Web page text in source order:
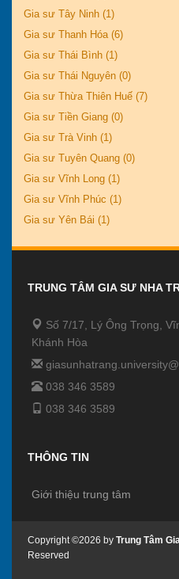
Gia sư Tây Ninh (1)
Gia sư Thanh Hóa (6)
Gia sư Thái Bình (1)
Gia sư Thái Nguyên (0)
Gia sư Thừa Thiên Huế (7)
Gia sư Tiền Giang (0)
Gia sư Trà Vinh (1)
Gia sư Tuyên Quang (0)
Gia sư Vĩnh Long (1)
Gia sư Vĩnh Phúc (1)
Gia sư Yên Bái (1)
TRUNG TÂM GIA SƯ NHA
Số 7/17, Lý Ông Trọng,
Khánh Hòa
038 346 3589
038 346 3589
THÔNG TIN
Giới thiệu trung tâm
Copyright ©2026 by Trung Tâm
Reserved